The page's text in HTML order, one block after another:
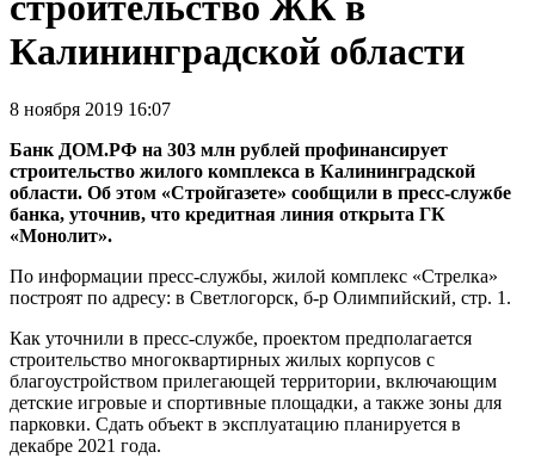
Калининградской области
8 ноября 2019 16:07
Банк ДОМ.РФ на 303 млн рублей профинансирует
строительство жилого комплекса в Калининградской
области. Об этом «Стройгазете» сообщили в пресс-службе
банка, уточнив, что кредитная линия открыта ГК
«Монолит».
По информации пресс-службы, жилой комплекс «Стрелка»
построят по адресу: в Светлогорск, б-р Олимпийский, стр. 1.
Как уточнили в пресс-службе, проектом предполагается
строительство многоквартирных жилых корпусов с
благоустройством прилегающей территории, включающим
детские игровые и спортивные площадки, а также зоны для
парковки. Сдать объект в эксплуатацию планируется в
декабре 2021 года.